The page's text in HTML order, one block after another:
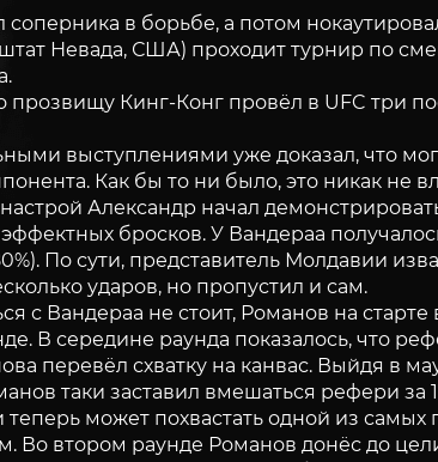
в борьбе, а потом
Невада, США) проходит турнир по
Кинг-Конг провёл в UFC три
выступлениями уже доказал, что
Как бы то ни было, это никак
Александр начал
бросков. У Вандераа
По сути, представитель Молдавии
ударов, но пропустил и сам.
с Вандераа не стоит, Романов на
В середине раунда показалось, что
перевёл схватку на канвас. Выйдя
таки заставил вмешаться рефери за
теперь может похвастать одной из
Во втором раунде Романов донёс до